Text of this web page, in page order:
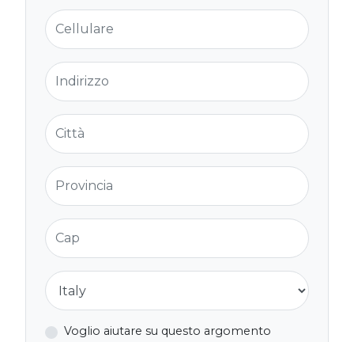
Cellulare
Indirizzo
Città
Provincia
Cap
Nazione
Voglio aiutare su questo argomento